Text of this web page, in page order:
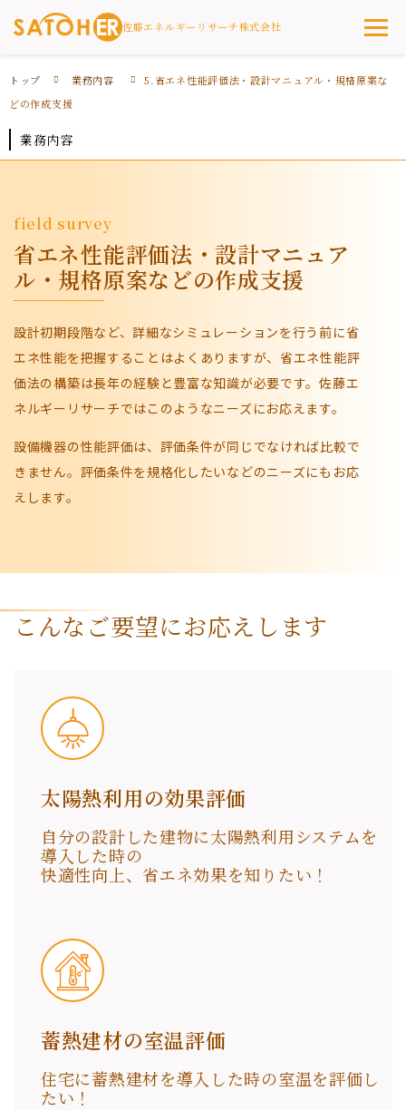
佐藤エネルギーリサーチ株式会社
トップ 業務内容
5.省エネ性能評価法・設計マニュアル・規格原案な
どの作成支援
業務内容
field survey
省エネ性能評価法・設計マニュア
ル・規格原案などの作成支援
設計初期段階など、詳細なシミュレーションを行う前に省
エネ性能を把握することはよくありますが、省エネ性能評
価法の構築は長年の経験と豊富な知識が必要です。佐藤エ
ネルギーリサーチではこのようなニーズにお応えます。
設備機器の性能評価は、評価条件が同じでなければ比較で
きません。評価条件を規格化したいなどのニーズにもお応
えします。
こんなご要望にお応えします
太陽熱利用の効果評価
自分の設計した建物に太陽熱利用システムを
導入した時の
快適性向上、省エネ効果を知りたい！
蓄熱建材の室温評価
住宅に蓄熱建材を導入した時の室温を評価し
たい！